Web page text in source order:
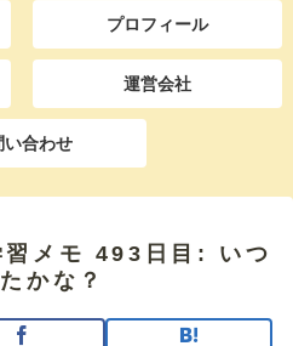
プロフィール
運営会社
い合わせ
メモ 493日目: いつ
かな？